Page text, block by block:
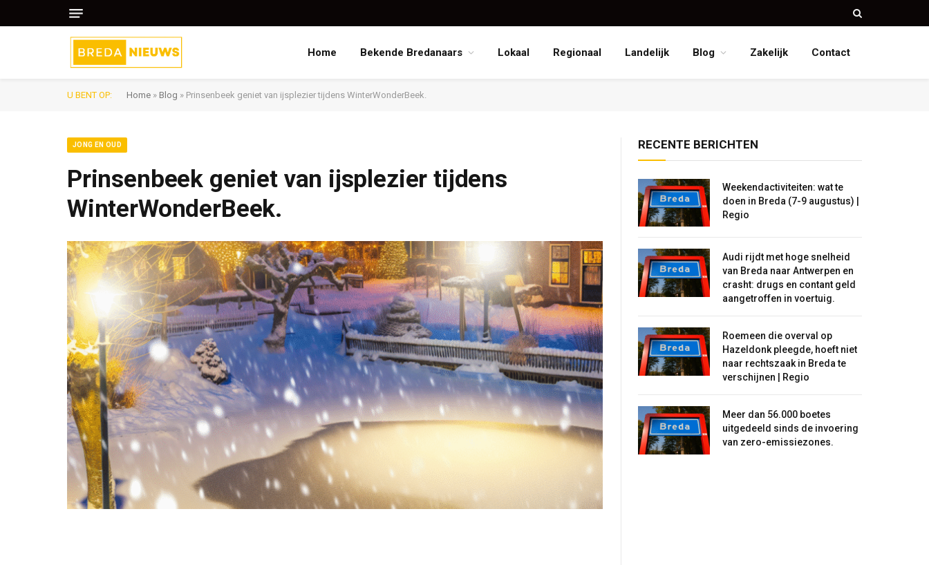
Home Bekende Bredanaars Lokaal Regionaal Landelijk Blog Zakelijk Contact
U BENT OP: Home » Blog » Prinsenbeek geniet van ijsplezier tijdens WinterWonderBeek.
JONG EN OUD
Prinsenbeek geniet van ijsplezier tijdens
WinterWonderBeek.
RECENTE BERICHTEN
Weekendactiviteiten: wat te
doen in Breda (7-9 augustus) |
Regio
Audi rijdt met hoge snelheid
van Breda naar Antwerpen en
crasht: drugs en contant geld
aangetroffen in voertuig.
Roemeen die overval op
Hazeldonk pleegde, hoeft niet
naar rechtszaak in Breda te
verschijnen | Regio
Meer dan 56.000 boetes
uitgedeeld sinds de invoering
van zero-emissiezones.